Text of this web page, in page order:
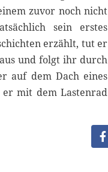
zuvor noch nicht
sein erstes
erzählt, tut er
und folgt ihr durch
auf dem Dach eines
er mit dem Lastenrad